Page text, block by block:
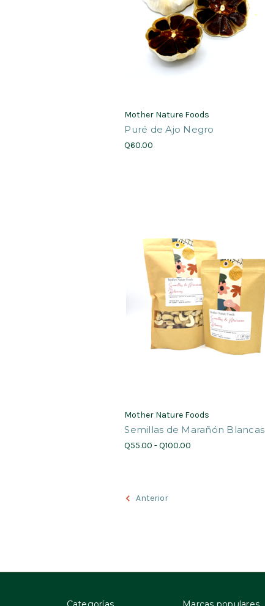
Mother Nature Foods
Puré de Ajo Negro
Q60.00
Mother Nature Foods
Semillas de Marañón Blancas
Q55.00 - Q100.00
Anterior